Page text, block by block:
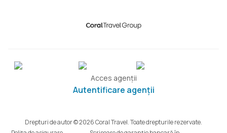
Acces agenții
Autentificare agenții
Drepturi de autor © 2026 Coral Travel. Toate drepturile rezervate.